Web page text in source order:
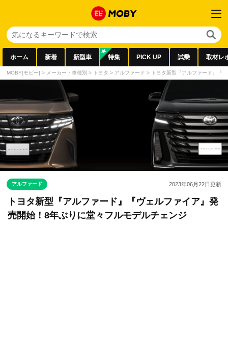
ホーム 新着 新型車 特集 PICK UP 試乗 取材レ
MOBY[モビー] > メーカー・車種別 > トヨタ > アルファード > トヨタ新型『アルファード』『
アルファード 2023年06月22日更新
トヨタ新型『アルファード』『ヴェルファイア』発
売開始！8年ぶりに堂々フルモデルチェンジ